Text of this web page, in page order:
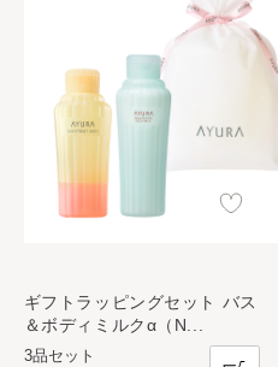
ギフトラッピングセット バス
＆ボディミルクα（N
3品セット